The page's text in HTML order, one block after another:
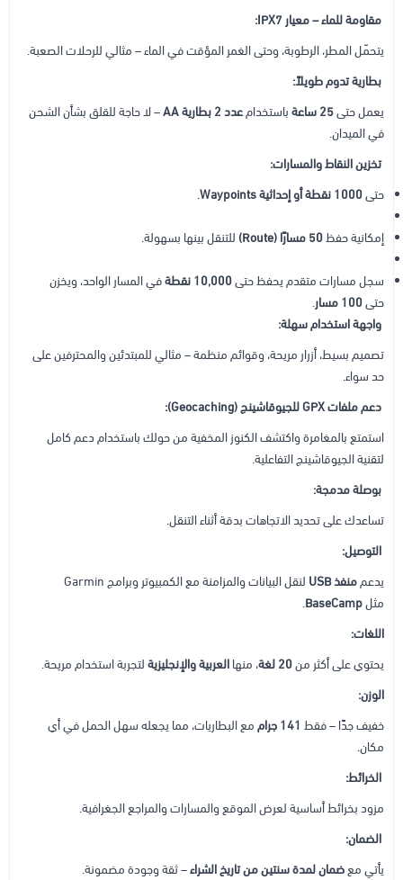
مقاومة للماء – معيار IPX7:
يتحمّل المطر، الرطوبة، وحتى الغمر المؤقت في الماء – مثالي للرحلات الصعبة.
بطارية تدوم طويلاً:
يعمل حتى25 ساعة باستخدامعدد 2 بطارية AA
– لا حاجة للقلق بشأن الشحن
في الميدان.
تخزين النقاط والمسارات:
حتى1000 نقطة أو إحداثية Waypoints .
إمكانية حفظ50 مسارًا (Route) للتنقل بينها بسهولة.
سجل مسارات متقدم يحفظ حتى10,000 نقطة
في المسار الواحد، ويخزن
حتى100 مسار
.
واجهة استخدام سهلة:
تصميم بسيط، أزرار مريحة، وقوائم منظمة – مثالي للمبتدئين والمحترفين على
حد سواء.
دعم ملفات GPX للجيوقاشينج (Geocaching):
استمتع بالمغامرة واكتشف الكنوز المخفية من حولك باستخدام دعم كامل
لتقنية الجيوقاشينج التفاعلية.
بوصلة مدمجة:
تساعدك على تحديد الاتجاهات بدقة أثناء التنقل.
التوصيل:
يدعممنفذ USB
لنقل البيانات والمزامنة مع الكمبيوتر وبرامج Garmin
مثلBaseCamp
.
اللغات:
يحتوي على أكثر من20 لغة ، منهاالعربية والإنجليزيةلتجربة استخدام مريحة.
الوزن:
خفيف جدًا – فقط 141 جرام
مع البطاريات، مما يجعله سهل الحمل في أي
مكان.
الخرائط:
مزود بخرائط أساسية لعرض الموقع والمسارات والمراجع الجغرافية.
الضمان:
يأتي معضمان لمدة سنتين من تاريخ الشراء– ثقة وجودة مضمونة.